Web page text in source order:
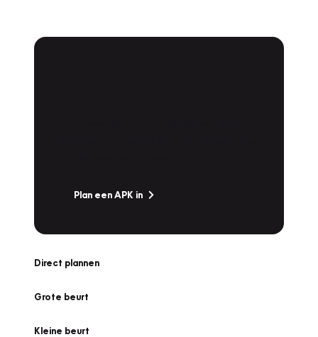
Plan een APK in
Direct plannen
Grote beurt
Kleine beurt